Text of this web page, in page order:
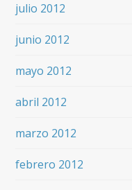
julio 2012
junio 2012
mayo 2012
abril 2012
marzo 2012
febrero 2012